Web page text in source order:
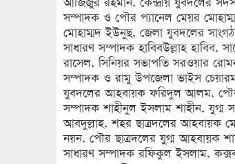
সম্পাদক ও পৌর প্যানেল মেয়র
মোহাম্মদ ইউনুছ, জেলা যুবদলের
সাধারণ সম্পাদক হাবিবউল্লাহ হাবিব,
রাসেল, সিনিয়র সভাপতি সরওয়ার
সম্পাদক ও রামু উপজেলা ভাইস
যুবদলের আহবায়ক ফরিদুল আলম, পৌর
সম্পাদক শাহীনুল ইসলাম শাহীন,
আবদুল্লাহ, শহর ছাত্রদলের আহবায়ক
নয়ন, পৌর ছাত্রদলের যুগ্ম আহবায়ক
সাধারণ সম্পাদক রফিকুল ইসলাম,